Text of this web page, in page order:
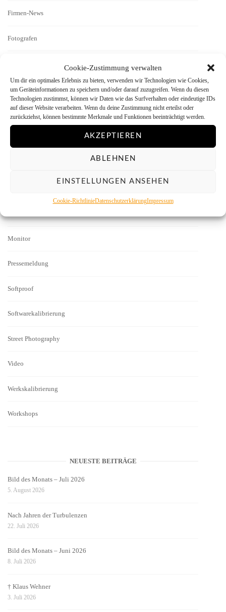
Cookie-Zustimmung verwalten
Um dir ein optimales Erlebnis zu bieten, verwenden wir Technologien wie Cookies,
um Geräteinformationen zu speichern und/oder darauf zuzugreifen. Wenn du diesen
Technologien zustimmst, können wir Daten wie das Surfverhalten oder eindeutige IDs
auf dieser Website verarbeiten. Wenn du deine Zustimmung nicht erteilst oder
zurückziehst, können bestimmte Merkmale und Funktionen beeinträchtigt werden.
AKZEPTIEREN
ABLEHNEN
EINSTELLUNGEN ANSEHEN
Cookie-RichtlinieDatenschutzerklärungImpressum
Firmen-News
Fotografen
Interview
Kamera-Reviews
Monitor
Pressemeldung
Softproof
Softwarekalibrierung
Street Photography
Video
Werkskalibrierung
Workshops
NEUESTE BEITRÄGE
Bild des Monats – Juli 2026
5. August 2026
Nach Jahren der Turbulenzen
22. Juli 2026
Bild des Monats – Juni 2026
8. Juli 2026
† Klaus Wehner
3. Juli 2026